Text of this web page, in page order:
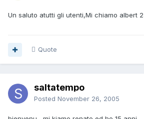
Un saluto atutti gli utenti,Mi chiamo albert
Quote
saltatempo
Posted November 26, 2005